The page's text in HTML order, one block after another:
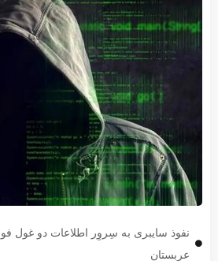
عربستان